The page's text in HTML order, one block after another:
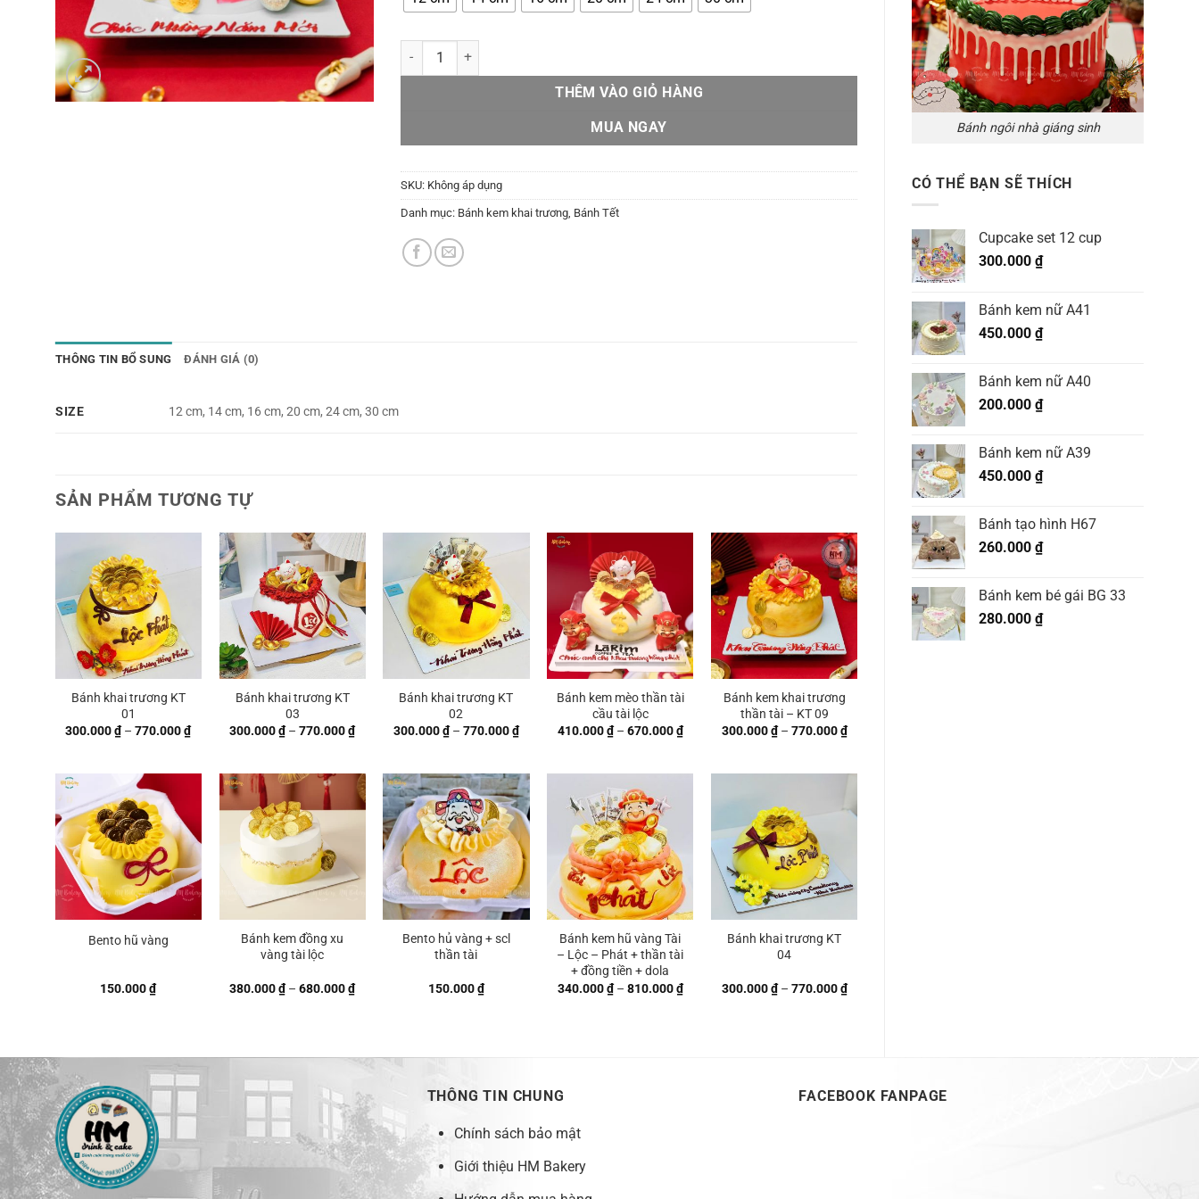
Bánh ngôi nhà giáng sinh
CÓ THỂ BẠN SẼ THÍCH
Cupcake set 12 cup
300.000 ₫
Bánh kem nữ A41
450.000 ₫
Bánh kem nữ A40
200.000 ₫
Bánh kem nữ A39
450.000 ₫
Bánh tạo hình H67
260.000 ₫
Bánh kem bé gái BG 33
280.000 ₫
Bánh kem khai trương mèo thần tài - KT05 số lượng
THÊM VÀO GIỎ HÀNG
MUA NGAY
SKU: Không áp dụng
Danh mục: Bánh kem khai trương Bánh Tết
THÔNG TIN BỔ SUNG ĐÁNH GIÁ (0)
SIZE 12 cm, 14 cm, 16 cm, 20 cm, 24 cm, 30 cm
SẢN PHẨM TƯƠNG TỰ
Bánh khai trương KT
01
300.000₫ – 770.000₫Khoảng
giá:
770.000 ₫
Bánh khai trương KT
03
300.000₫ – 770.000₫Khoảng
giá:
đến
770.000 ₫
Bánh khai trương KT
02
300.000₫ – 770.000₫Khoảng
giá:
đến
770.000 ₫
Bánh kem mèo thần tài
cầu tài lộc
410.000₫ – 670.000₫Khoảng
giá:
Bánh kem khai trương
thần tài – KT 09
300.000₫ – 770.000₫Khoảng
giá:
Bento hũ vàng
150.000₫
Bánh kem đồng xu
vàng tài lộc
380.000₫ – 680.000₫Khoảng
giá:
Bento hủ vàng + scl
thần tài
150.000₫
Bánh kem hũ vàng Tài
– Lộc – Phát + thần tài
+ đồng tiền + dola
340.000₫ – 810.000₫Khoảng
giá:
Bánh khai trương KT
04
300.000₫ – 770.000₫Khoảng
giá:
THÔNG TIN CHUNG
Chính sách bảo mật
Giới thiệu HM Bakery
FACEBOOK FANPAGE